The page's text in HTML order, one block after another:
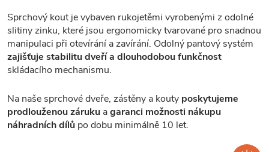
Sprchový kout je vybaven rukojetěmi vyrobenými z odolné
slitiny zinku, které jsou ergonomicky tvarované pro snadnou
manipulaci při otevírání a zavírání. Odolný pantový systém
zajišťuje stabilitu dveří a dlouhodobou funkčnost
skládacího mechanismu.
Na naše sprchové dveře, zástěny a kouty poskytujeme
prodlouženou záruku agaranci možnosti nákupu
náhradních dílů po dobu minimálně 10 let.